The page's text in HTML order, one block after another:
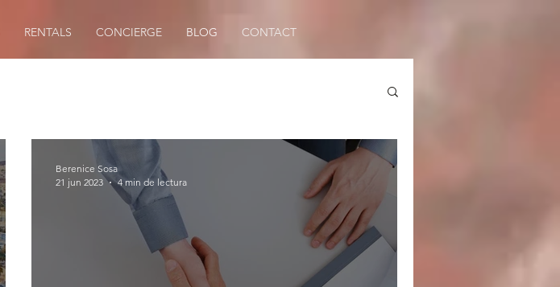
RENTALS CONCIERGE BLOG CONTACT
Berenice Sosa
21 jun 2023
4 min de lectura